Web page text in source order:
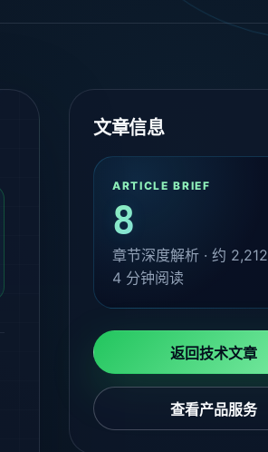
文章信息
ARTICLE BRIEF
8
章节深度解析 · 约 2,212
4 分钟阅读
返回技术文章
查看产品服务